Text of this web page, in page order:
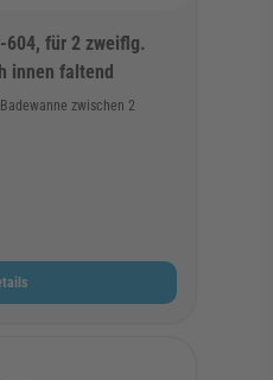
604, für 2 zweiflg.
innen faltend
zwischen 2